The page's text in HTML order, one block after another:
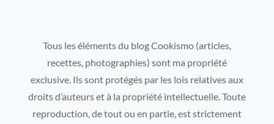
Tous les éléments du blog Cookismo (articles,
recettes, photographies) sont ma propriété
exclusive. Ils sont protégés par les lois relatives aux
droits d’auteurs et à la propriété intellectuelle. Toute
reproduction, de tout ou en partie, est strictement